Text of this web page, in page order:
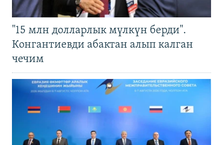
"15 млн долларлык мүлкүн берди".
Конгантиевди абактан алып калган
чечим